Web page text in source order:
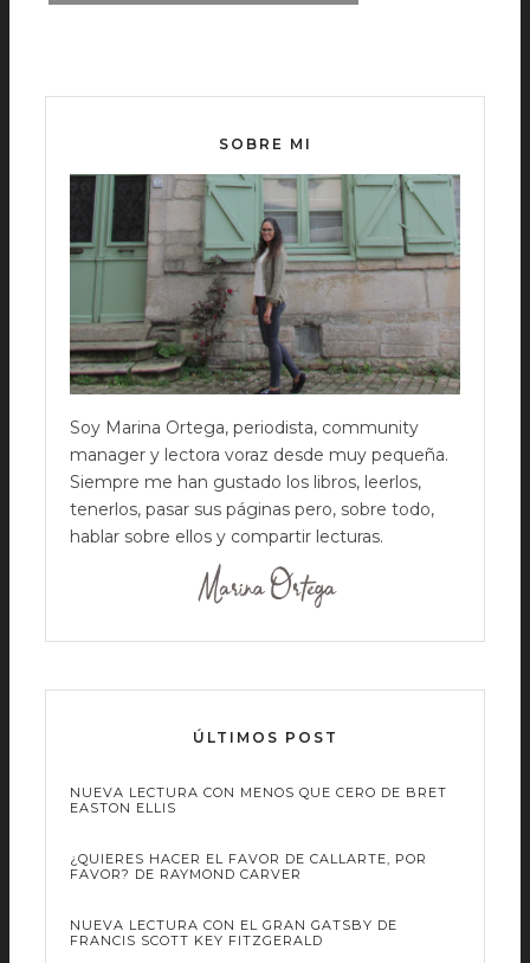
SOBRE MI
Soy Marina Ortega, periodista, community
manager y lectora voraz desde muy pequeña.
Siempre me han gustado los libros, leerlos,
tenerlos, pasar sus páginas pero, sobre todo,
hablar sobre ellos y compartir lecturas.
ÚLTIMOS POST
NUEVA LECTURA CON MENOS QUE CERO DE BRET
EASTON ELLIS
¿QUIERES HACER EL FAVOR DE CALLARTE, POR
FAVOR? DE RAYMOND CARVER
NUEVA LECTURA CON EL GRAN GATSBY DE
FRANCIS SCOTT KEY FITZGERALD